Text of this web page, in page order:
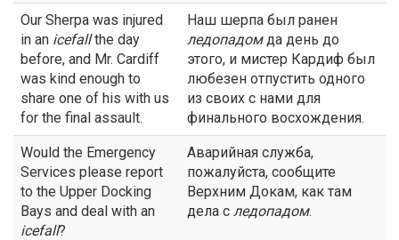
Our Sherpa was injured
in an icefallthe day
before, and Mr. Cardiff
was kind enough to
share one of his with us
for the final assault.
Наш шерпа был ранен
ледопадомда день до
этого, и мистер Кардиф был
любезен отпустить одного
из своих с нами для
финального восхождения.
Would the Emergency
Services please report
to the Upper Docking
Bays and deal with an
icefall?
Аварийная служба,
пожалуйста, сообщите
Верхним Докам, как там
дела с ледопадом.